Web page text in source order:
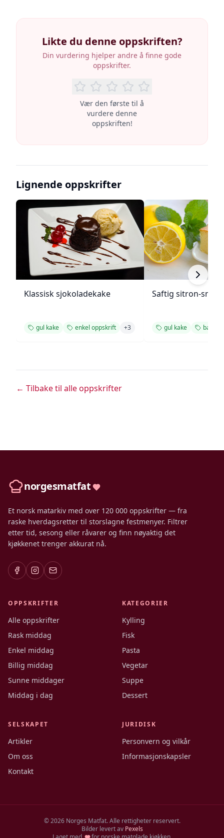
Likte du denne oppskriften?
Din vurdering hjelper andre å finne gode
oppskrifter.
Vær den første til å
vurdere denne
oppskriften!
Lignende oppskrifter
Klassisk sjokoladekake
gul kake enkel oppskrift +3
Saftig sitron-
gul kake
← Tilbake til alle oppskrifter
norgesmatfat
Et norsk matarkiv med over 120 000 oppskrifter — fra
raske hverdagsretter til storslagne festmenyer. Filtrer
etter tid, sesong eller råvarer og finn nøyaktig det
kjøkkenet trenger akkurat nå.
OPPSKRIFTER
Alle oppskrifter
Rask middag
Enkel middag
Billig middag
Sunne middager
Middag i dag
KATEGORIER
Kylling
Fisk
Pasta
Vegetar
Suppe
Dessert
SELSKAPET
Artikler
Om oss
Kontakt
JURIDISK
Personvern og vilkår
Informasjonskapsler
©2026Norges Matfat. Alle rettigheter reservert.
Bilder levert av Pexels